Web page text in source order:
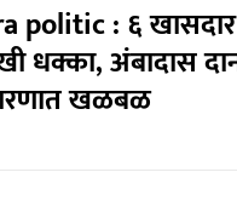
politic : ६
धक्का, अंबादास
खळबळ